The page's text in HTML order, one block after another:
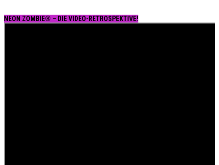
NEON ZOMBIE® – DIE VIDEO-RETROSPEKTIVE!